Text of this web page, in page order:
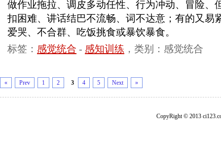
做作业拖拉、调皮多动任性、行为冲动、冒险、
扣困难、讲话结巴不流畅、词不达意；有的又易
爱哭、不合群、吃饭挑食或暴饮暴食。
标签： 感觉统合 - 感知训练 ，类别：感觉统合
« Prev 1 2 3 4 5 Next »
CopyRight © 2013